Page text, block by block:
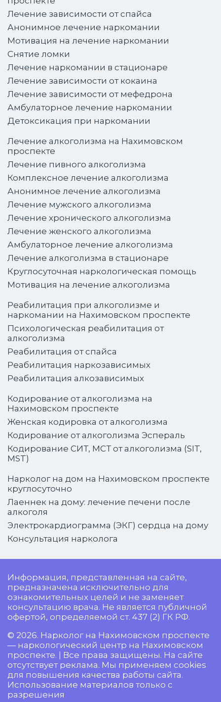
Лечение зависимости от спайса
Анонимное лечение наркомании
Мотивация на лечение наркомании
Снятие ломки
Лечение наркомании в стационаре
Лечение зависимости от кокаина
Лечение зависимости от мефедрона
Амбулаторное лечение наркомании
Детоксикация при наркомании
Лечение алкоголизма на Нахимовском
проспекте
Лечение пивного алкоголизма
Комплексное лечение алкоголизма
Анонимное лечение алкоголизма
Лечение мужского алкоголизма
Лечение хронического алкоголизма
Лечение женского алкоголизма
Амбулаторное лечение алкоголизма
Лечение алкоголизма в стационаре
Круглосуточная наркологическая помощь
Мотивация на лечение алкоголизма
Реабилитация при алкоголизме и
наркомании на Нахимовском проспекте
Психологическая реабилитация от
алкоголизма
Реабилитация от спайса
Реабилитация наркозависимых
Реабилитация алкозависимых
Кодирование от алкоголизма на
Нахимовском проспекте
Женская кодировка от алкоголизма
Кодирование от алкоголизма Эспераль
Кодирование СИТ, МСТ от алкоголизма (SIT,
MST)
Нарколог на дом на Нахимовском проспекте
круглосуточно
Лаеннек на дому: лечение печени после
алкоголя
Электрокардиограмма (ЭКГ) сердца на дому
Консультация нарколога
Информация, представленная на сайте,
предназначена исключительно для
ознакомительных целей и не заменяет
консультацию врача. Не является публичной
офертой, определяемой ст. 437 (2) ГК РФ.
© 2026. Нарколог на Нахимовском проспекте
— наркологический центр на Нахимовском
проспекте. | Все права защищены. На сайте
отсутствует реклама. Мы применяем cookies
для повышения качества работы сайта.
Использование материалов только с
разрешения